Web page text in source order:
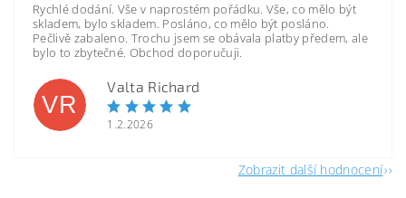
Rychlé dodání. Vše v naprostém pořádku. Vše, co mělo být
skladem, bylo skladem. Posláno, co mělo být posláno.
Pečlivě zabaleno. Trochu jsem se obávala platby předem, ale
bylo to zbytečné. Obchod doporučuji.
VR
Valta Richard
1.2.2026
Zobrazit další hodnocení